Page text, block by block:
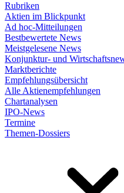
Rubriken
Aktien im Blickpunkt
Ad hoc-Mitteilungen
Bestbewertete News
Meistgelesene News
Konjunktur- und
Marktberichte
Empfehlungsübersicht
Alle Aktienempfehlungen
Chartanalysen
IPO-News
Termine
Themen-Dossiers